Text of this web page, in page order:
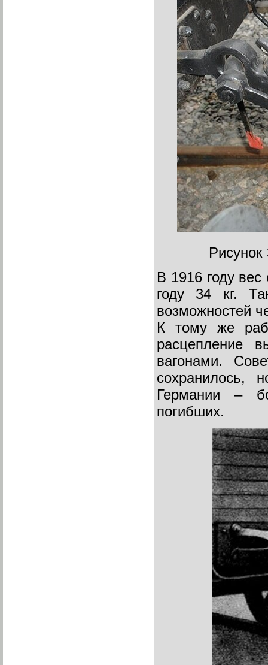
В 1916 году вес
году 34 кг.
возможностей
К тому же
расцепление
вагонами.
сохранилось,
Германии –
погибших.